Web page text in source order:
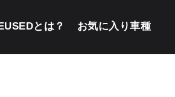
とは？ お気に入り車種